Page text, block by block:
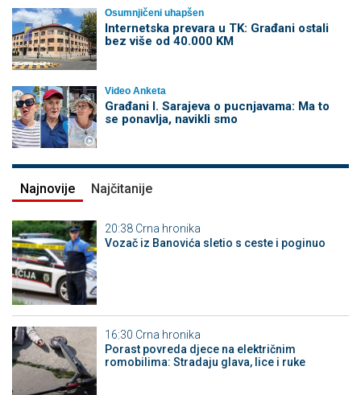
Osumnjičeni uhapšen
Internetska prevara u TK: Građani ostali
bez više od 40.000 KM
Video Anketa
Građani I. Sarajeva o pucnjavama: Ma to
se ponavlja, navikli smo
Najnovije Najčitanije
20:38 Crna hronika
Vozač iz Banovića sletio s ceste i poginuo
16:30 Crna hronika
Porast povreda djece na električnim
romobilima: Stradaju glava, lice i ruke